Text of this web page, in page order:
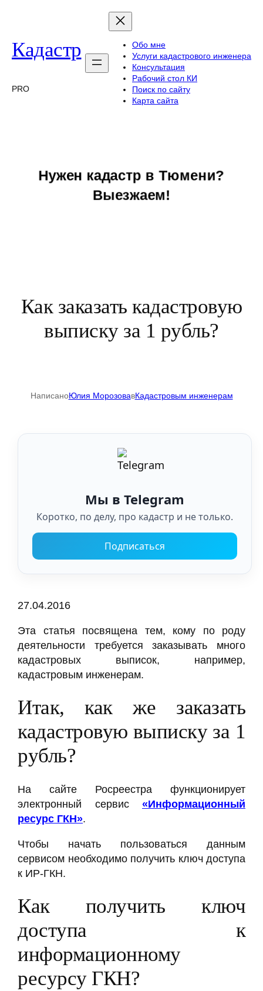
Кадастр
PRO
Обо мне
Услуги кадастрового инженера
Консультация
Рабочий стол КИ
Поиск по сайту
Карта сайта
Нужен кадастр в Тюмени?
Выезжаем!
Как заказать кадастровую
выписку за 1 рубль?
НаписаноЮлия МорозовавКадастровым инженерам
Мы в Telegram
Коротко, по делу, про кадастр и не только.
Подписаться
27.04.2016
Эта статья посвящена тем, кому по роду
деятельности требуется заказывать много
кадастровых выписок, например,
кадастровым инженерам.
Итак, как же заказать
кадастровую выписку за 1
рубль?
На сайте Росреестра функционирует
электронный сервис «Информационный
ресурс ГКН».
Чтобы начать пользоваться данным
сервисом необходимо получить ключ доступа
к ИР-ГКН.
Как получить ключ
доступа к
информационному
ресурсу ГКН?